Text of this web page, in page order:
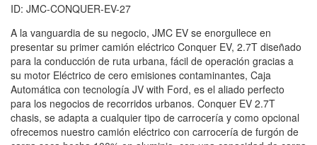
ID: JMC-CONQUER-EV-27
A la vanguardia de su negocio, JMC EV se enorgullece en
presentar su primer camión eléctrico Conquer EV, 2.7T diseñado
para la conducción de ruta urbana, fácil de operación gracias a
su motor Eléctrico de cero emisiones contaminantes, Caja
Automática con tecnología JV with Ford, es el aliado perfecto
para los negocios de recorridos urbanos. Conquer EV 2.7T
chasis, se adapta a cualquier tipo de carrocería y como opcional
ofrecemos nuestro camión eléctrico con carrocería de furgón de